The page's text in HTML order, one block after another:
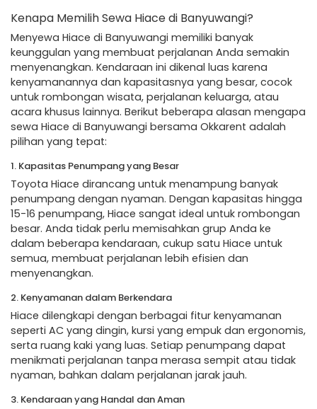
Kenapa Memilih Sewa Hiace di Banyuwangi?
Menyewa Hiace di Banyuwangi memiliki banyak
keunggulan yang membuat perjalanan Anda semakin
menyenangkan. Kendaraan ini dikenal luas karena
kenyamanannya dan kapasitasnya yang besar, cocok
untuk rombongan wisata, perjalanan keluarga, atau
acara khusus lainnya. Berikut beberapa alasan mengapa
sewa Hiace di Banyuwangi bersama Okkarent adalah
pilihan yang tepat:
1. Kapasitas Penumpang yang Besar
Toyota Hiace dirancang untuk menampung banyak
penumpang dengan nyaman. Dengan kapasitas hingga
15-16 penumpang, Hiace sangat ideal untuk rombongan
besar. Anda tidak perlu memisahkan grup Anda ke
dalam beberapa kendaraan, cukup satu Hiace untuk
semua, membuat perjalanan lebih efisien dan
menyenangkan.
2. Kenyamanan dalam Berkendara
Hiace dilengkapi dengan berbagai fitur kenyamanan
seperti AC yang dingin, kursi yang empuk dan ergonomis,
serta ruang kaki yang luas. Setiap penumpang dapat
menikmati perjalanan tanpa merasa sempit atau tidak
nyaman, bahkan dalam perjalanan jarak jauh.
3. Kendaraan yang Handal dan Aman